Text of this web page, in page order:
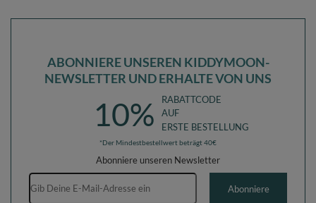
ABONNIERE UNSEREN KIDDYMOON-
NEWSLETTER UND ERHALTE VON UNS
10%
RABATTCODE
AUF
ERSTE BESTELLUNG
*Der Mindestbestellwert beträgt 40€
Abonniere unseren Newsletter
E-Mail-Adresse
Abonniere